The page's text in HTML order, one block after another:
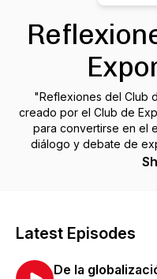
"Reflexiones del Club
creado por el Club de
para convertirse en el
diálogo y debate de
afectan a la
Latest Episodes
De la